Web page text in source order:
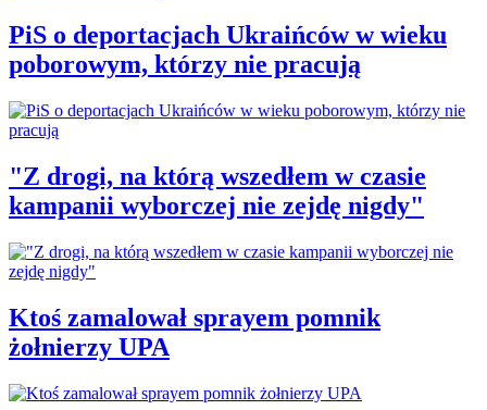
PiS o deportacjach Ukraińców w wieku
poborowym, którzy nie pracują
"Z drogi, na którą wszedłem w czasie
kampanii wyborczej nie zejdę nigdy"
Ktoś zamalował sprayem pomnik
żołnierzy UPA